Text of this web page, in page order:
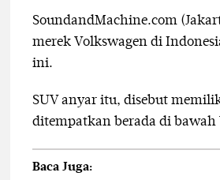
SoundandMachine.com
merek Volkswagen di
ini.
SUV anyar itu, disebut
ditempatkan berada di bawah
Baca Juga: